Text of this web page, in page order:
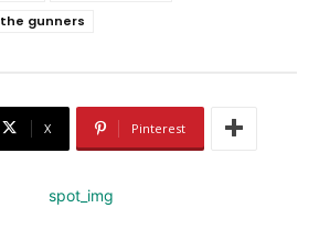
the gunners
X Pinterest